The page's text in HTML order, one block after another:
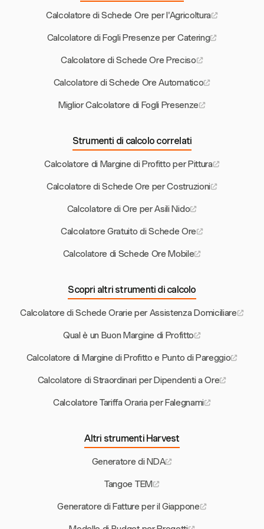
Calcolatore di Schede Ore per l'Agricoltura
Calcolatore di Fogli Presenze per Catering
Calcolatore di Schede Ore Preciso
Calcolatore di Schede Ore Automatico
Miglior Calcolatore di Fogli Presenze
Strumenti di calcolo correlati
Calcolatore di Margine di Profitto per Pittura
Calcolatore di Schede Ore per Costruzioni
Calcolatore di Ore per Asili Nido
Calcolatore Gratuito di Schede Ore
Calcolatore di Schede Ore Mobile
Scopri altri strumenti di calcolo
Calcolatore di Schede Orarie per Assistenza Domiciliare
Qual è un Buon Margine di Profitto
Calcolatore di Margine di Profitto e Punto di Pareggio
Calcolatore di Straordinari per Dipendenti a Ore
Calcolatore Tariffa Oraria per Falegnami
Altri strumenti Harvest
Generatore di NDA
Tangoe TEM
Generatore di Fatture per il Giappone